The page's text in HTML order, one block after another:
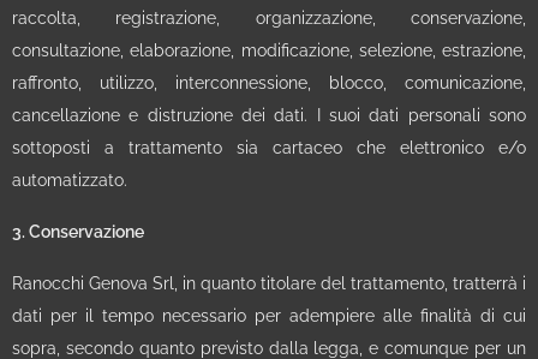
raccolta, registrazione, organizzazione, conservazione,
consultazione, elaborazione, modificazione, selezione, estrazione,
raffronto, utilizzo, interconnessione, blocco, comunicazione,
cancellazione e distruzione dei dati. I suoi dati personali sono
sottoposti a trattamento sia cartaceo che elettronico e/o
automatizzato.
3. Conservazione
Ranocchi Genova Srl, in quanto titolare del trattamento, tratterrà i
dati per il tempo necessario per adempiere alle finalità di cui
sopra, secondo quanto previsto dalla legga, e comunque per un